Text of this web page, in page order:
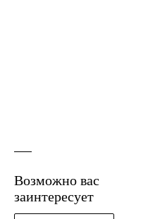
Возможно вас
заинтересует